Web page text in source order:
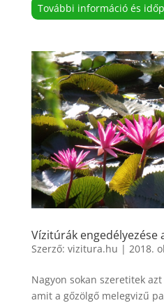
További információ és
Vízitúrák engedélyezése
Szerző: vizitura.hu | 2018.
Nagyon sokan szeretitek
amit a gőzölgő melegvizű